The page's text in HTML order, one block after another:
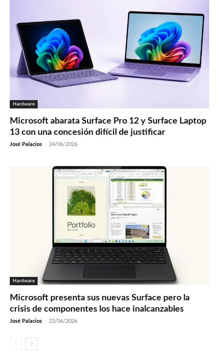
Hardware
Microsoft abarata Surface Pro 12 y Surface Laptop
13 con una concesión difícil de justificar
José Palacios - 24/06/2026
Hardware
Microsoft presenta sus nuevas Surface pero la
crisis de componentes los hace inalcanzables
José Palacios - 23/06/2026